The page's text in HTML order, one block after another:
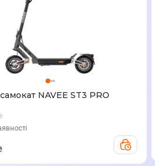
NAVEE ST3 PRO